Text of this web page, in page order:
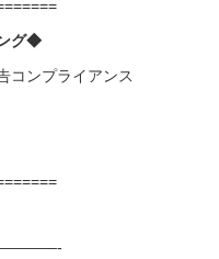
グ◆
コンプライアンス